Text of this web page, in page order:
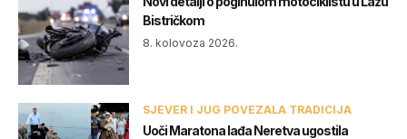
Bistričkom
8. kolovoza 2026.
SJEVER I JUG POVEZALA TRADICIJA
Uoči Maratona lađa Neretva ugostila